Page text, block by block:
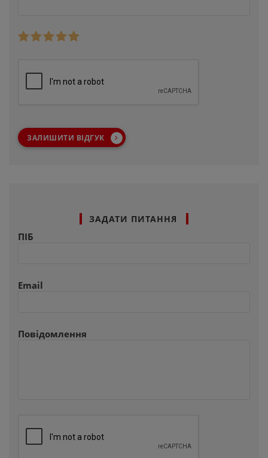
ЗАЛИШИТИ ВІДГУК
ЗАДАТИ ПИТАННЯ
ПІБ
Email
Повідомлення